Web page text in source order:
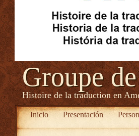
Groupe
Histoire de la traduction en
Inicio Presentación